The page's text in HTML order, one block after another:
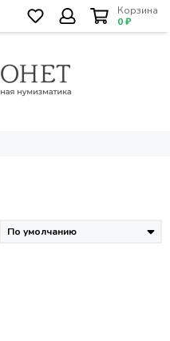
Корзина
0 ₽